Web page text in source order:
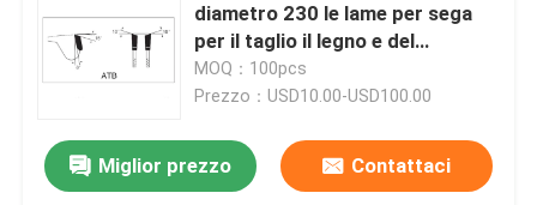
diametro 230 le lame per sega
per il taglio il legno e del
compensato
MOQ：100pcs
Prezzo：USD10.00-USD100.00
Miglior prezzo Contattaci